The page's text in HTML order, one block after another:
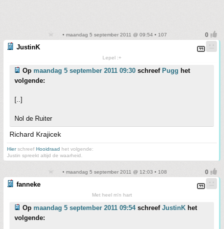
• maandag 5 september 2011 @ 09:54 • 107
JustinK
Lepel :+
Op maandag 5 september 2011 09:30 schreef Pugg het
volgende:
[..]
Nol de Ruiter
Richard Krajicek
Hierschreef Hooidraad het volgende:
Justin spreekt altijd de waarheid.
• maandag 5 september 2011 @ 12:03 • 108
fanneke
Met heel m'n hart
Op maandag 5 september 2011 09:54schreef JustinK het
volgende: